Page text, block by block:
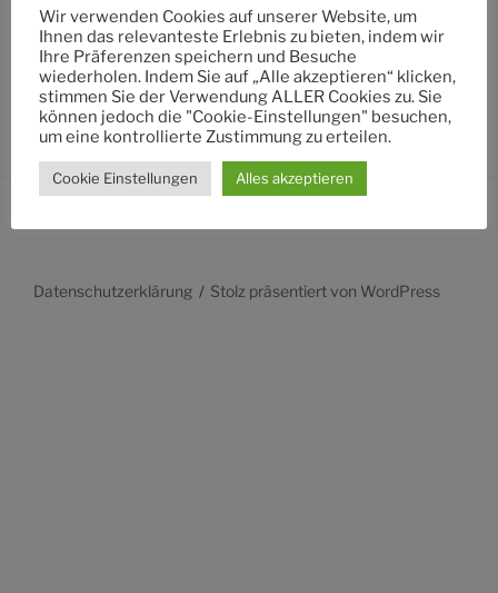
Suche
nach:
Datenschutzerklärung Stolz präsentiert von WordPress
Wir verwenden Cookies auf unserer Website, um
Ihnen das relevanteste Erlebnis zu bieten, indem wir
Ihre Präferenzen speichern und Besuche
wiederholen. Indem Sie auf „Alle akzeptieren“ klicken,
stimmen Sie der Verwendung ALLER Cookies zu. Sie
können jedoch die "Cookie-Einstellungen" besuchen,
um eine kontrollierte Zustimmung zu erteilen.
Cookie Einstellungen Alles akzeptieren